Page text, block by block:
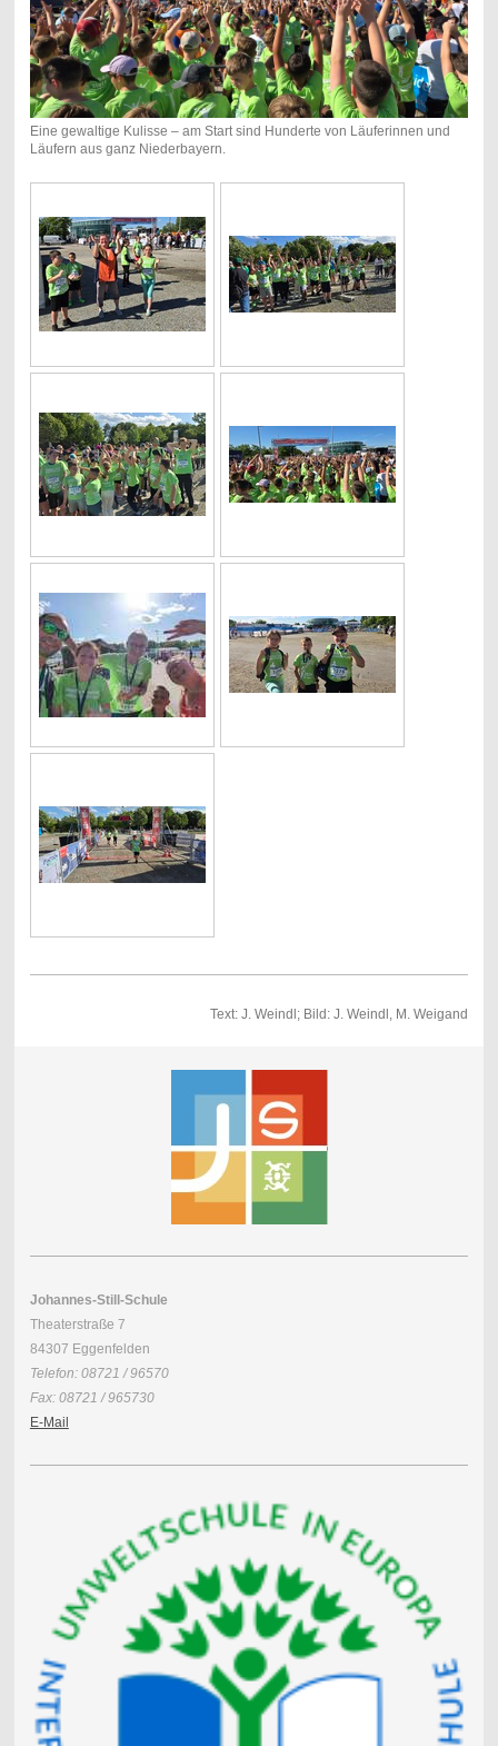
Eine gewaltige Kulisse – am Start sind Hunderte von Läuferinnen und
Läufern aus ganz Niederbayern.
Text: J. Weindl; Bild: J. Weindl, M. Weigand
Johannes-Still-Schule
Theaterstraße 7
84307 Eggenfelden
Telefon: 08721 / 96570
Fax: 08721 / 965730
E-Mail